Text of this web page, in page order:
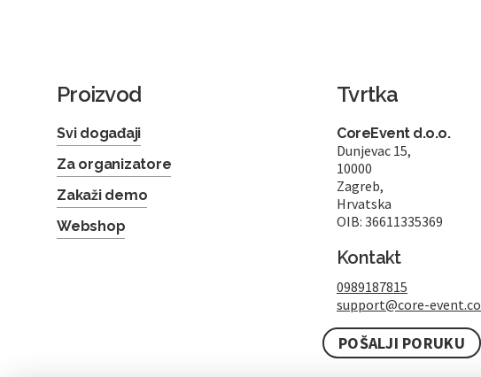
Proizvod
Svi događaji
Za organizatore
Zakaži demo
Webshop
Tvrtka
CoreEvent d.o.o.
Dunjevac 15,
10000
Zagreb,
Hrvatska
OIB: 36611335369
Kontakt
0989187815
support@core-event.co
POŠALJI PORUKU